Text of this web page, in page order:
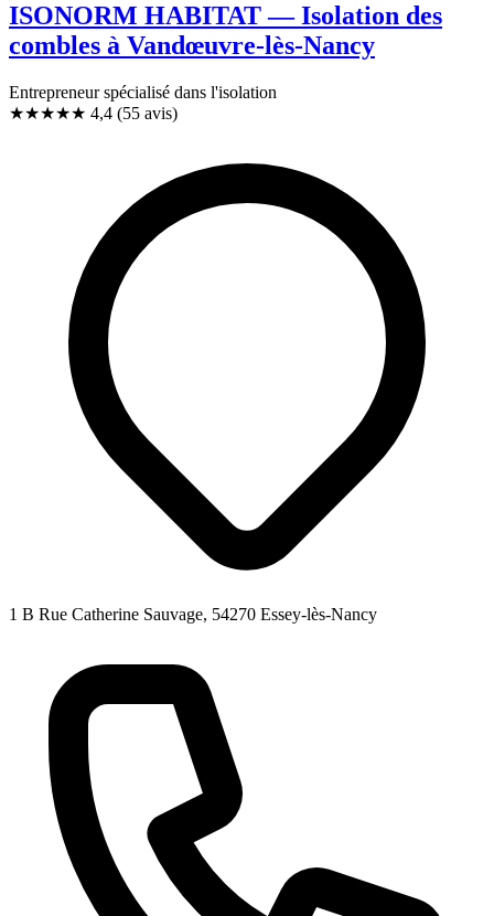
ISONORM HABITAT — Isolation des
combles à Vandœuvre-lès-Nancy
Entrepreneur spécialisé dans l'isolation
★★★★★ 4,4 (55 avis)
1 B Rue Catherine Sauvage, 54270 Essey-lès-Nancy